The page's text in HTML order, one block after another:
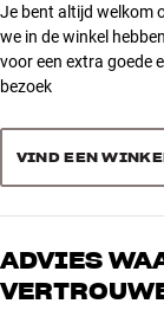
De nieuwe 800 Series
beluisteren in de
Meer van Bowers &
Je bent altijd welkom
we in de winkel
voor een extra goede
bezoek
VIND EEN
ADVIES